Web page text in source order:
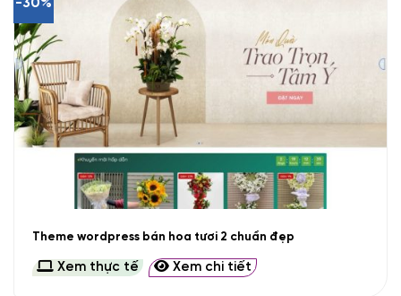
Theme wordpress bán hoa tươi 2 chuẩn đẹp
Xem thực tế Xem chi tiết